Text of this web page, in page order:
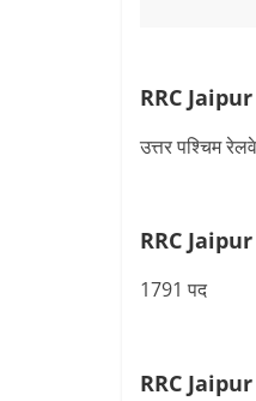
RRC
उत्तर पश्चिम
RRC
1791 पद
RRC